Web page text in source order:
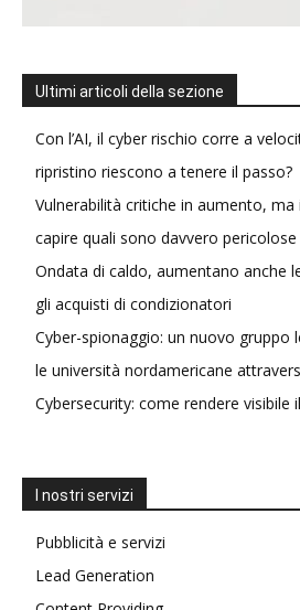
Ultimi articoli della sezione
Con l’AI, il cyber rischio corre a
ripristino riescono a tenere il passo?
Vulnerabilità critiche in aumento,
capire quali sono davvero pericolose
Ondata di caldo, aumentano anche
gli acquisti di condizionatori
Cyber-spionaggio: un nuovo gruppo
le università nordamericane
Cybersecurity: come rendere visibile
I nostri servizi
Pubblicità e servizi
Lead Generation